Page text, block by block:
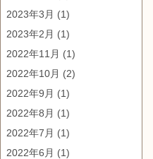
2023年3月 (1)
2023年2月 (1)
2022年11月 (1)
2022年10月 (2)
2022年9月 (1)
2022年8月 (1)
2022年7月 (1)
2022年6月 (1)